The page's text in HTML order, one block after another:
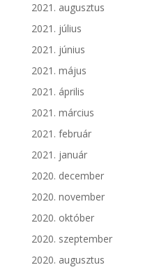
2021. augusztus
2021. július
2021. június
2021. május
2021. április
2021. március
2021. február
2021. január
2020. december
2020. november
2020. október
2020. szeptember
2020. augusztus